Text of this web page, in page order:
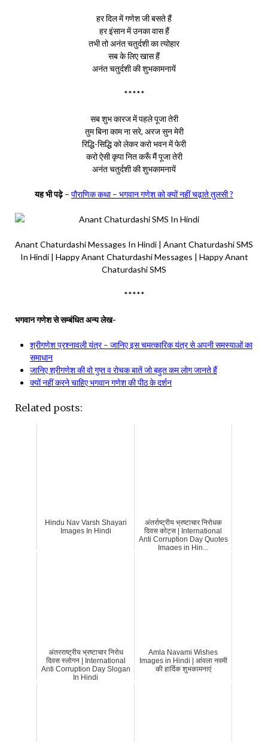
हर दिल में गणेश जी बसते हैं
हर इंसान में उनका वास हैं
तभी तो अनंत चतुर्दशी का त्योहार
सब के लिए खास हैं
अनंत चतुर्दशी की शुभकामनायें
*****
सब शुभ कारज में पहले पूजा तेरी
तुम बिना काम ना सरे, अरज सुन मेरी
रिद्धि-सिद्धि को लेकर करो भवन में फेरी
करो ऐसी कृपा नित करूँ मैं पूजा तेरी
अनंत चतुर्दशी की शुभकामनायें
यह भी पढ़े– पौराणिक कथा – भगवान गणेश को क्यों नहीं चढ़ाते तुलसी ?
Anant Chaturdashi Messages In Hindi | Anant Chaturdashi SMS
In Hindi | Happy Anant Chaturdashi Messages | Happy Anant
Chaturdashi SMS
*****
भगवान गणेश से सम्बंधित अन्य लेख-
श्रीगणेश प्रश्नावली यंत्र – जानिए इस चमत्कारिक यंत्र से अपनी समस्याओं का
समाधान
जानिए श्रीगणेश की वो गुप्त व रोचक बातें जो बहुत कम लोग जानते हैं
क्यों नहीं करने चाहिए भगवान गणेश की पीठ के दर्शन
Related posts:
Hindu Nav Varsh Shayari
Images In Hindi
अंतर्राष्ट्रीय भ्रष्टाचार निरोधक
दिवस कोट्स | International
Anti Corruption Day Quotes
Images in Hin...
अंतरराष्ट्रीय भ्रष्टाचार निरोध
दिवस स्लोगन | International
Anti Corruption Day Slogan
In Hindi
Amla Navami Wishes
Images in Hindi | आंवला नवमी
की हार्दिक शुभकामनाएं